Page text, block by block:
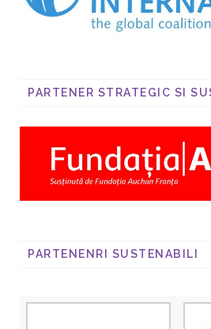
PARTENER STRATEGIC SI
PARTENENRI SUSTENABILI